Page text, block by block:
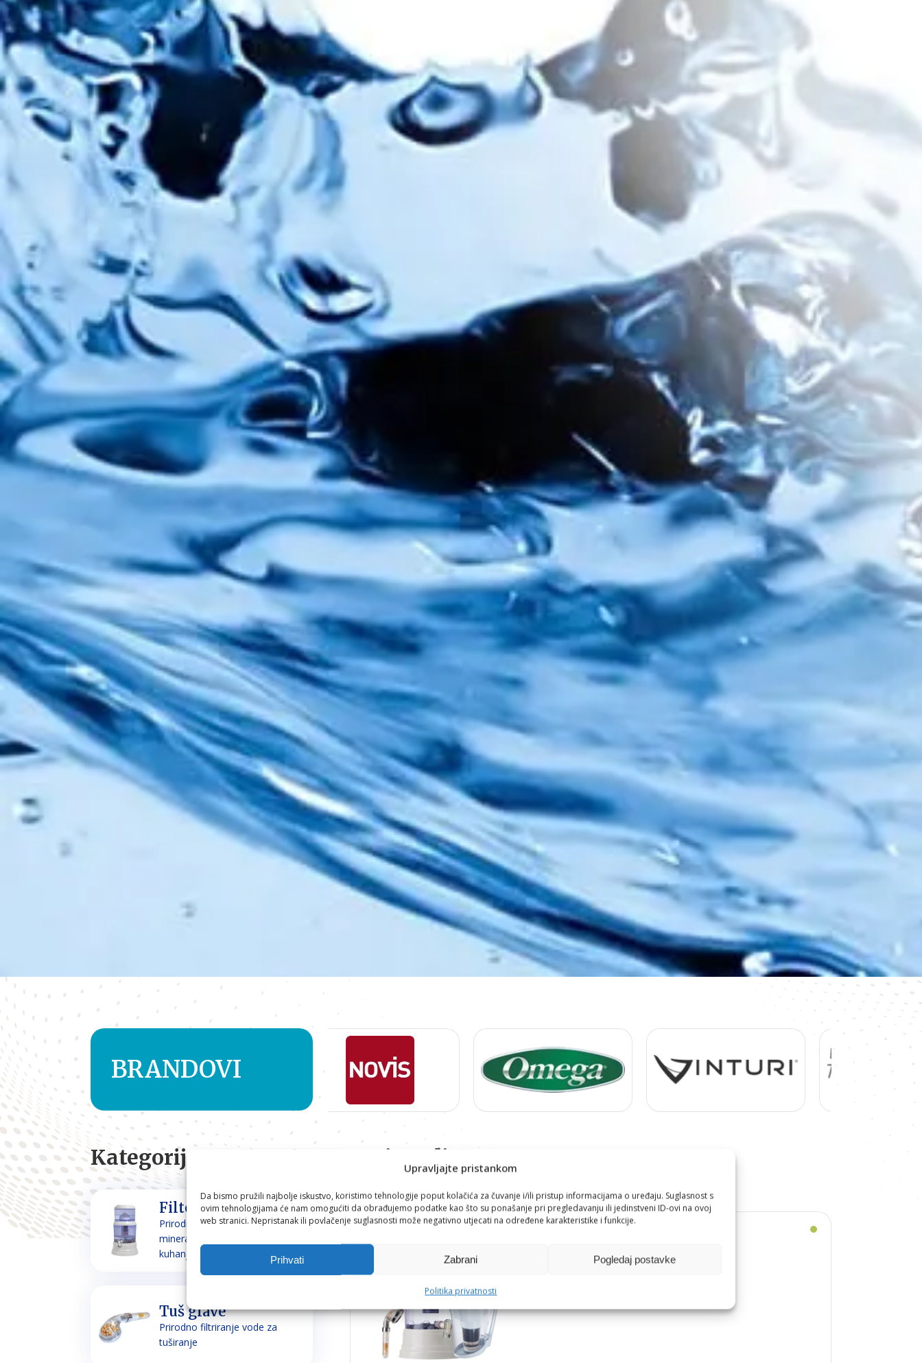
Upravljajte pristankom
Da bismo pružili najbolje iskustvo, koristimo tehnologije poput kolačića za čuvanje i/ili pristup informacijama o uređaju. Suglasnost s
ovim tehnologijama će nam omogućiti da obrađujemo podatke kao što su ponašanje pri pregledavanju ili jedinstveni ID-ovi na ovoj
web stranici. Nepristanak ili povlačenje suglasnosti može negativno utjecati na određene karakteristike i funkcije.
Prihvati Zabrani Pogledaj postavke
Politika privatnosti
BRANDOVI
Kategorije
Filteri za vodu
Prirodno filtriranje i
mineraliziranje vode za piće i
kuhanje
Tuš glave
Prirodno filtriranje vode za
tuširanje
Proizvodi